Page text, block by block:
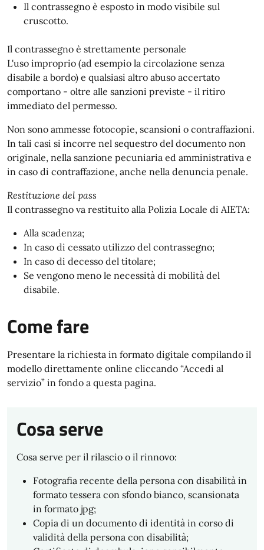
Il contrassegno è esposto in modo visibile sul
cruscotto.
Il contrassegno è strettamente personale
L'uso improprio (ad esempio la circolazione senza
disabile a bordo) e qualsiasi altro abuso accertato
comportano - oltre alle sanzioni previste - il ritiro
immediato del permesso.
Non sono ammesse fotocopie, scansioni o contraffazioni.
In tali casi si incorre nel sequestro del documento non
originale, nella sanzione pecuniaria ed amministrativa e
in caso di contraffazione, anche nella denuncia penale.
Restituzione del pass
Il contrassegno va restituito alla Polizia Locale di AIETA:
Alla scadenza;
In caso di cessato utilizzo del contrassegno;
In caso di decesso del titolare;
Se vengono meno le necessità di mobilità del
disabile.
Come fare
Presentare la richiesta in formato digitale compilando il
modello direttamente online cliccando “Accedi al
servizio” in fondo a questa pagina.
Cosa serve
Cosa serve per il rilascio o il rinnovo:
Fotografia recente della persona con disabilità in
formato tessera con sfondo bianco, scansionata
in formato jpg;
Copia di un documento di identità in corso di
validità della persona con disabilità;